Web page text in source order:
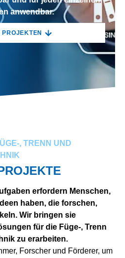
anwendbar.
PROJEKTEN
anwendbar.
PROJEKTEN
, TRENN UND
erfordern Menschen,
haben, die forschen,
Wir bringen sie
für die Füge-, Trenn
zu erarbeiten.
Forscher und Förderer, um